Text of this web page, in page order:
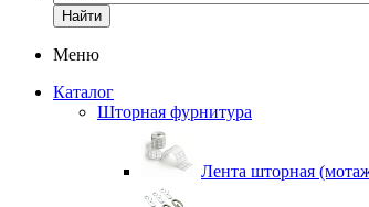
Найти
Меню
Каталог
Шторная фурнитура
Лента шторная